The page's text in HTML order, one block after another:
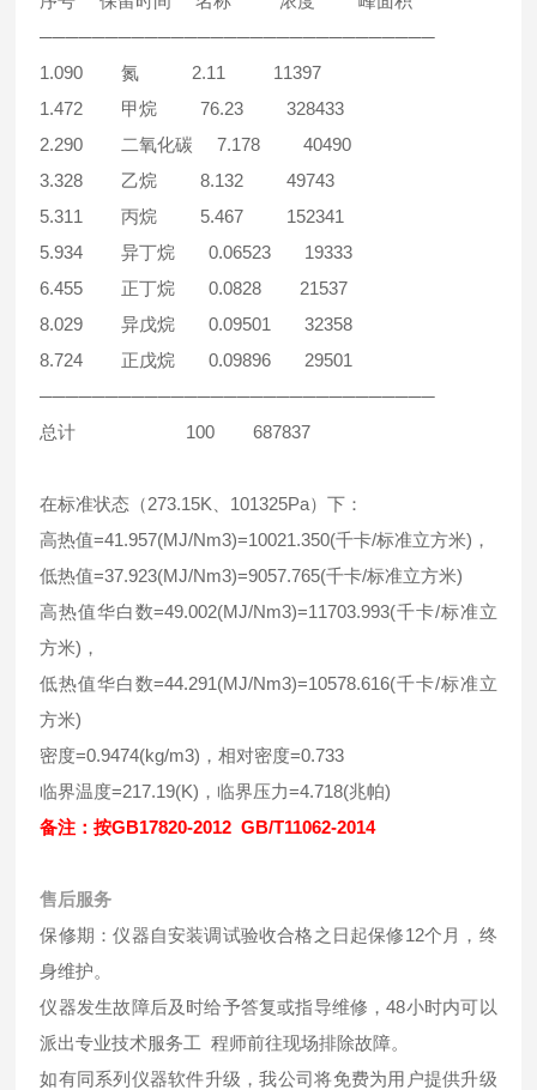
──────────────────────────────
1.090 氮 2.11 11397
1.472 甲烷 76.23 328433
2.290 二氧化碳 7.178 40490
3.328 乙烷 8.132 49743
5.311 丙烷 5.467 152341
5.934 异丁烷 0.06523 19333
6.455 正丁烷 0.0828 21537
8.029 异戊烷 0.09501 32358
8.724 正戊烷 0.09896 29501
──────────────────────────────
总计 100 687837
在标准状态（273.15K、101325Pa）下：
高热值=41.957(MJ/Nm3)=10021.350(千卡/标准立方米)，
低热值=37.923(MJ/Nm3)=9057.765(千卡/标准立方米)
高热值华白数=49.002(MJ/Nm3)=11703.993(千卡/标准立
方米)，
低热值华白数=44.291(MJ/Nm3)=10578.616(千卡/标准立
方米)
密度=0.9474(kg/m3)，相对密度=0.733
临界温度=217.19(K)，临界压力=4.718(兆帕)
备注：按GB17820-2012 GB/T11062-2014
售后服务
保修期：仪器自安装调试验收合格之日起保修12个月，终
身维护。
仪器发生故障后及时给予答复或指导维修，48小时内可以
派出专业技术服务工 程师前往现场排除故障。
如有同系列仪器软件升级，我公司将免费为用户提供升级